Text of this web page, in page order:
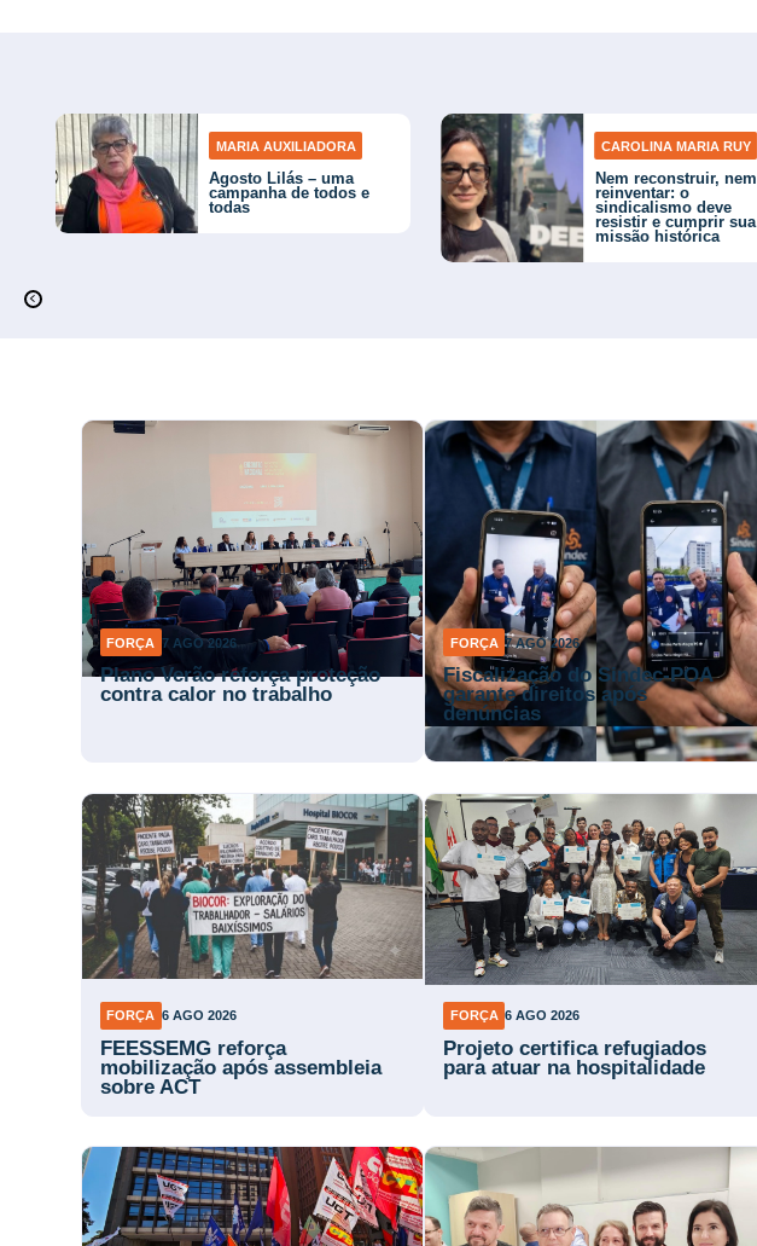
MARIA AUXILIADORA
Agosto Lilás – uma
campanha de todos e
todas
CAROLINA MARIA RUY
Nem reconstruir, nem
reinventar: o
sindicalismo deve
resistir e cumprir sua
missão histórica
FORÇA 7 AGO 2026
Plano Verão reforça proteção
contra calor no trabalho
FORÇA 7 AGO 2026
Fiscalização do Sindec-POA
garante direitos após
denúncias
FORÇA 6 AGO 2026
FEESSEMG reforça
mobilização após assembleia
sobre ACT
FORÇA 6 AGO 2026
Projeto certifica refugiados
para atuar na hospitalidade